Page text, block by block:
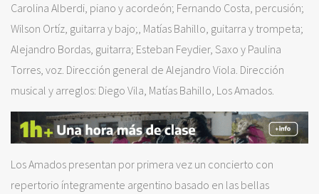
Carolina Alberdi, piano y acordeón; Fernando Costa, percusión;
Wilson Ortíz, guitarra y bajo;, Matías Bahillo, guitarra y trompeta;
Alejandro Bordas, guitarra; Esteban Feydier, Saxo y Paulina
Torres, voz. Dirección general de Alejandro Viola. Dirección
musical y arreglos: Diego Vila, Matías Bahillo, Los Amados.
Los Amados presentan por primera vez un concierto con
repertorio íntegramente argentino basado en las bellas